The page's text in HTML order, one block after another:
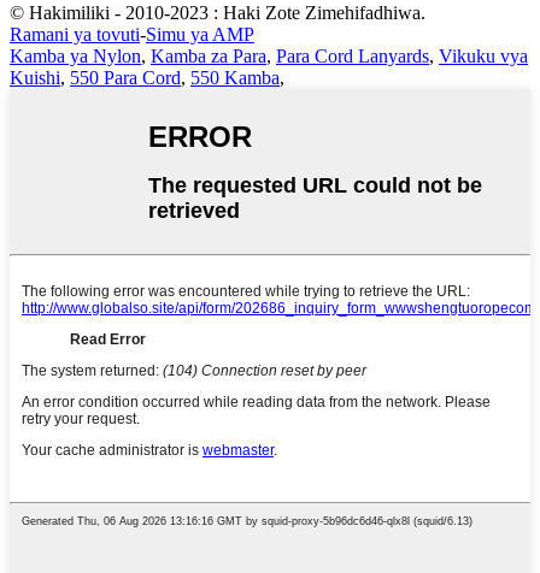
© Hakimiliki - 2010-2023 : Haki Zote Zimehifadhiwa.
Ramani ya tovuti-Simu ya AMP
Kamba ya Nylon, Kamba za Para, Para Cord Lanyards, Vikuku vya
Kuishi, 550 Para Cord, 550 Kamba,